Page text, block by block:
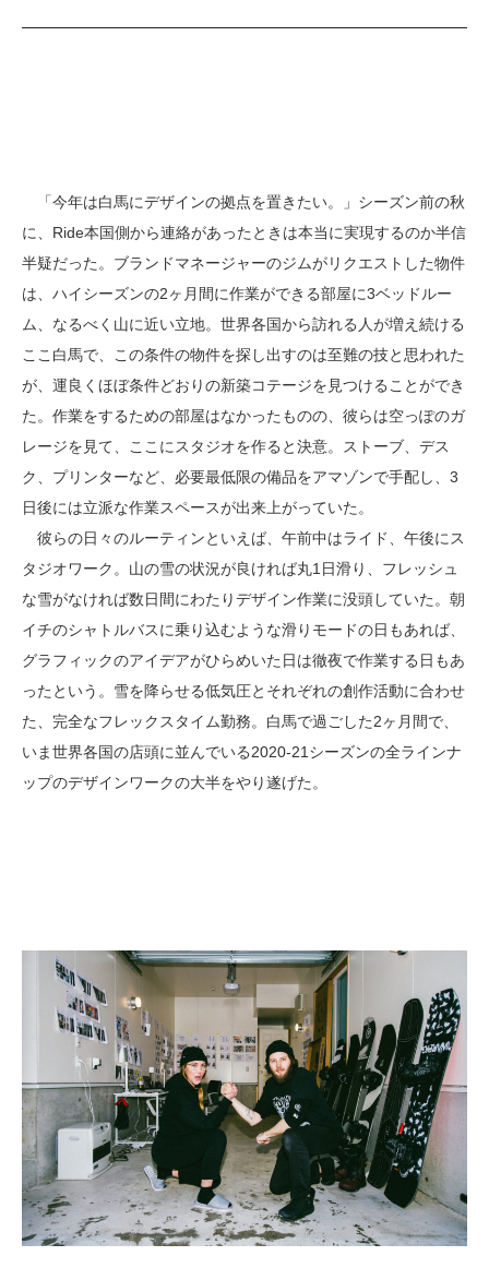
「今年は白馬にデザインの拠点を置きたい。」シーズン前の秋
に、Ride本国側から連絡があったときは本当に実現するのか半信
半疑だった。ブランドマネージャーのジムがリクエストした物件
は、ハイシーズンの2ヶ月間に作業ができる部屋に3ベッドルー
ム、なるべく山に近い立地。世界各国から訪れる人が増え続ける
ここ白馬で、この条件の物件を探し出すのは至難の技と思われた
が、運良くほぼ条件どおりの新築コテージを見つけることができ
た。作業をするための部屋はなかったものの、彼らは空っぽのガ
レージを見て、ここにスタジオを作ると決意。ストーブ、デス
ク、プリンターなど、必要最低限の備品をアマゾンで手配し、3
日後には立派な作業スペースが出来上がっていた。
彼らの日々のルーティンといえば、午前中はライド、午後にス
タジオワーク。山の雪の状況が良ければ丸1日滑り、フレッシュ
な雪がなければ数日間にわたりデザイン作業に没頭していた。朝
イチのシャトルバスに乗り込むような滑りモードの日もあれば、
グラフィックのアイデアがひらめいた日は徹夜で作業する日もあ
ったという。雪を降らせる低気圧とそれぞれの創作活動に合わせ
た、完全なフレックスタイム勤務。白馬で過ごした2ヶ月間で、
いま世界各国の店頭に並んでいる2020-21シーズンの全ラインナ
ップのデザインワークの大半をやり遂げた。